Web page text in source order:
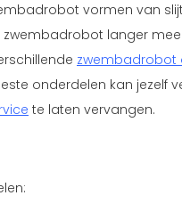
vormen van
langer
zwembadrobot
onderdelen kan jezelf
te laten vervangen.